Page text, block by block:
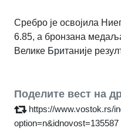
Сребро је освојила
6.85, а бронзана
Велике Британије
Поделите вест на
https://www.vostok.rs/
option=n&idnovost=135587